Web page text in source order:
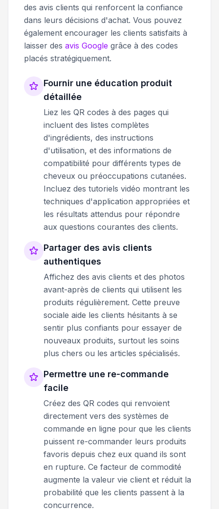
des avis clients qui renforcent la confiance
dans leurs décisions d'achat. Vous pouvez
également encourager les clients satisfaits à
laisser des avis Google grâce à des codes
placés stratégiquement.
Fournir une éducation produit
détaillée
Liez les QR codes à des pages qui
incluent des listes complètes
d'ingrédients, des instructions
d'utilisation, et des informations de
compatibilité pour différents types de
cheveux ou préoccupations cutanées.
Incluez des tutoriels vidéo montrant les
techniques d'application appropriées et
les résultats attendus pour répondre
aux questions courantes des clients.
Partager des avis clients
authentiques
Affichez des avis clients et des photos
avant-après de clients qui utilisent les
produits régulièrement. Cette preuve
sociale aide les clients hésitants à se
sentir plus confiants pour essayer de
nouveaux produits, surtout les soins
plus chers ou les articles spécialisés.
Permettre une re-commande
facile
Créez des QR codes qui renvoient
directement vers des systèmes de
commande en ligne pour que les clients
puissent re-commander leurs produits
favoris depuis chez eux quand ils sont
en rupture. Ce facteur de commodité
augmente la valeur vie client et réduit la
probabilité que les clients passent à la
concurrence.